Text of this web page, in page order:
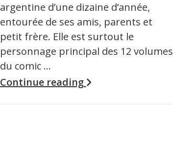
argentine d’une dizaine d’année,
entourée de ses amis, parents et
petit frère. Elle est surtout le
personnage principal des 12 volumes
du comic …
Continue reading